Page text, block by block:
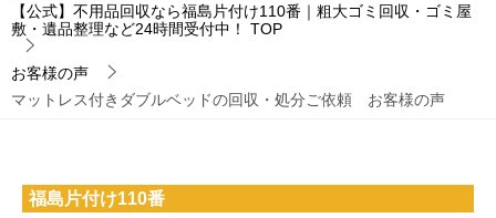
【公式】不用品回収なら福島片付け110番｜粗大ゴミ回収・ゴミ屋
敷・遺品整理など24時間受付中！
TOP
お客様の声
マットレス付きダブルベッドの回収・処分ご依頼 お客様の声
福島片付け110番